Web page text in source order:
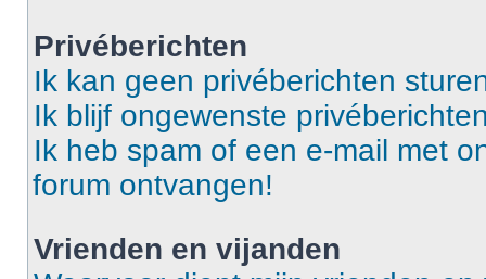
Privéberichten
Ik kan geen privéberichten
Ik blijf ongewenste
Ik heb spam of een e-mail met
forum ontvangen!
Vrienden en vijanden